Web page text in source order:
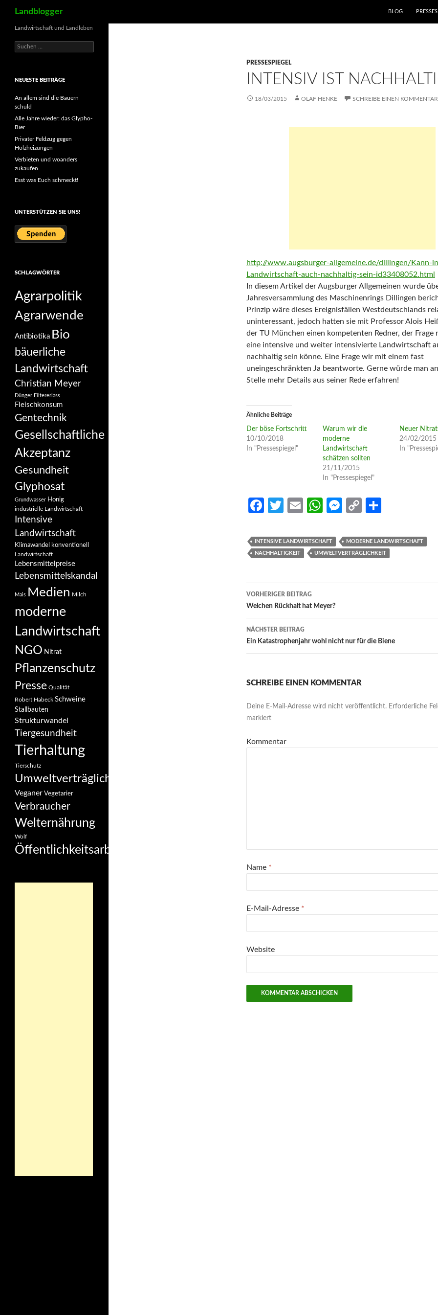
Landblogger
BLOG
PRESSESPIEGEL
INTENSIV IST
18/03/2015 OLAF HENKE SCHREIBE EINEN KOMMENTAR
http://www.augsburger-allgemeine.de/dillingen/Kann-
Landwirtschaft-auch-nachhaltig-sein-id33408052.html
In diesem Artikel der Augsburger Allgemeinen wurde
Jahresversammlung des Maschinenrings Dillingen
Prinzip wäre dieses Ereignisfällen Westdeutschlands
uninteressant, jedoch hatten sie mit Professor Alois
der TU München einen kompetenten Redner, der Frage
eine intensive und weiter intensivierte Landwirtschaft
nachhaltig sein könne. Eine Frage wir mit einem fast
uneingeschränkten Ja beantworte. Gerne würde man
Stelle mehr Details aus seiner Rede erfahren!
Ähnliche Beiträge
Der böse Fortschritt
10/10/2018
In "Pressespiegel"
Warum wir die
moderne
Landwirtschaft
schätzen sollten
21/11/2015
In "Pressespiegel"
Neuer
24/02/2015
In
Fa
b
o
k
T
itt
er
E
ail
W
at
s
p
M
se
n
er
C
p
y
n
ar
e
INTENSIVE LANDWIRTSCHAFT MODERNE LANDWIRTSCHAFT
NACHHALTIGKEIT UMWELTVERTRÄGLICHKEIT
Beitrags-
Navigation
VORHERIGER BEITRAG
Welchen Rückhalt hat Meyer?
NÄCHSTER BEITRAG
Ein Katastrophenjahr wohl nicht nur für die Biene
SCHREIBE EINEN KOMMENTAR
Deine E-Mail-Adresse wird nicht veröffentlicht. Erforderliche
markiert
Kommentar
Name *
E-Mail-Adresse *
Website
Landwirtschaft und Landleben
Suchen
nach:
NEUESTE BEITRÄGE
An allem sind die Bauern
schuld
Alle Jahre wieder: das Glypho-
Bier
Privater Feldzug gegen
Holzheizungen
Verbieten und woanders
zukaufen
Esst was Euch schmeckt!
UNTERSTÜTZEN SIE UNS!
SCHLAGWÖRTER
Agrarpolitik
Agrarwende
Antibiotika Bio
bäuerliche
Landwirtschaft
Christian Meyer
Dünger Filtererlass
Fleischkonsum
Gentechnik
Gesellschaftliche
Akzeptanz
Gesundheit
Glyphosat
Grundwasser Honig
industrielle Landwirtschaft
Intensive
Landwirtschaft
Klimawandel konventionell
Landwirtschaft
Lebensmittelpreise
Lebensmittelskandal
Mais Medien Milch
moderne
Landwirtschaft
NGO Nitrat
Pflanzenschutz
Presse Qualität
Robert Habeck Schweine
Stallbauten
Strukturwandel
Tiergesundheit
Tierhaltung
Tierschutz
Umweltverträglichkeit
Veganer Vegetarier
Verbraucher
Welternährung
Wolf
Öffentlichkeitsarbeit